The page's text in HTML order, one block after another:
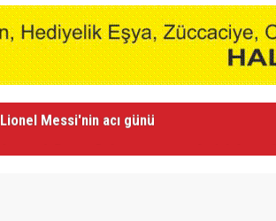
Arsenal, Bruno Guimaraes transferini duyurdu